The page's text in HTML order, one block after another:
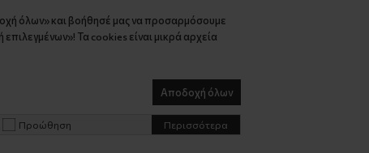
όλων» και βοήθησέ μας να προσαρμόσουμε
Τα cookies είναι μικρά αρχεία
Αποδοχή όλων
Προώθηση Περισσότερα